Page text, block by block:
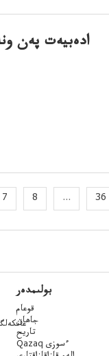
ادەبيەت پەن
7 8 ... 36
بولىمدەر
قوعام
جاھان
تاريح
Qazaq ءسوزى